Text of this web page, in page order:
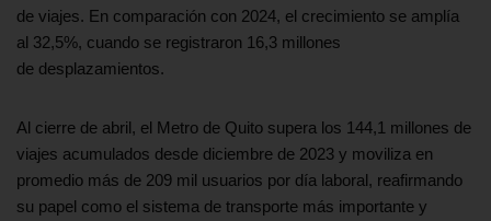
de viajes. En comparación con 2024, el crecimiento se amplía
al 32,5%, cuando se registraron 16,3 millones
de desplazamientos.
Al cierre de abril, el Metro de Quito supera los 144,1 millones de
viajes acumulados desde diciembre de 2023 y moviliza en
promedio más de 209 mil usuarios por día laboral, reafirmando
su papel como el sistema de transporte más importante y